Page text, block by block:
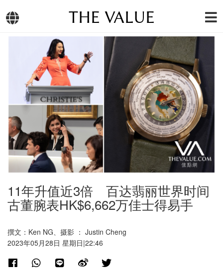
THE VALUE
11年升值近3倍 百达翡丽世界时间
古董腕表HK$6,662万佳士得易手
撰文：Ken NG、摄影 ： Justin Cheng
2023年05月28日 星期日|22:46